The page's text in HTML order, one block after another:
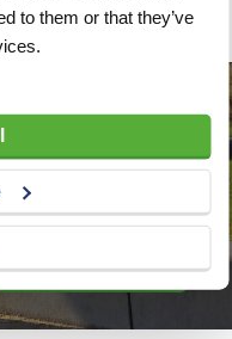
to them or that they’ve